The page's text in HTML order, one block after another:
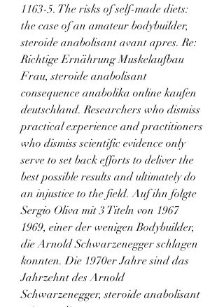
1163-5. The risks of self-made diets:
the case of an amateur bodybuilder,
steroide anabolisant avant apres. Re:
Richtige Ernährung Muskelaufbau
Frau, steroide anabolisant
consequence anabolika online kaufen
deutschland. Researchers who dismiss
practical experience and practitioners
who dismiss scientific evidence only
serve to set back efforts to deliver the
best possible results and ultimately do
an injustice to the field. Auf ihn folgte
Sergio Oliva mit 3 Titeln von 1967
1969, einer der wenigen Bodybuilder,
die Arnold Schwarzenegger schlagen
konnten. Die 1970er Jahre sind das
Jahrzehnt des Arnold
Schwarzenegger, steroide anabolisant